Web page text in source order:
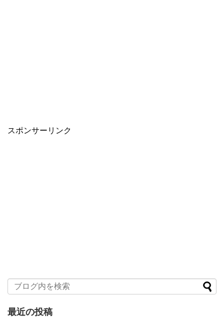
スポンサーリンク
最近の投稿